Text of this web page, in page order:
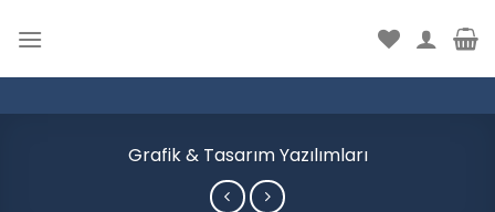
atla
Grafik & Tasarım Yazılımları